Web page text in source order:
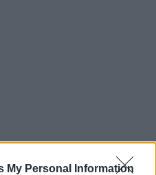
My Personal Information